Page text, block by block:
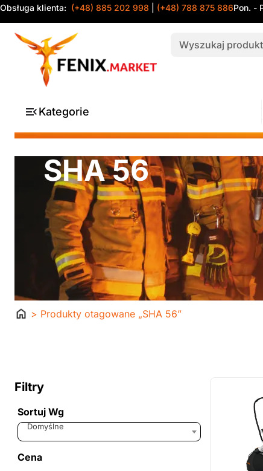
Obsługa klienta: (+48) 885 202 998 (+48) 788 875 886Pon. -
Kategorie
SHA 56
Strona> Produkty otagowane „SHA 56”
Filtry
Sortuj Wg
Sort Products
Domyślne
Cena